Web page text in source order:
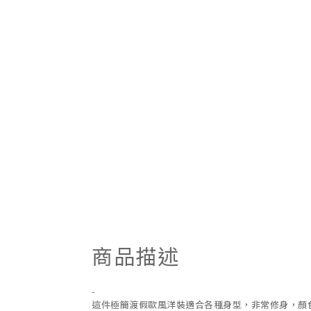
商品描述
-
這件極簡渡假歐風洋裝適合各種身型，非常修身，顏